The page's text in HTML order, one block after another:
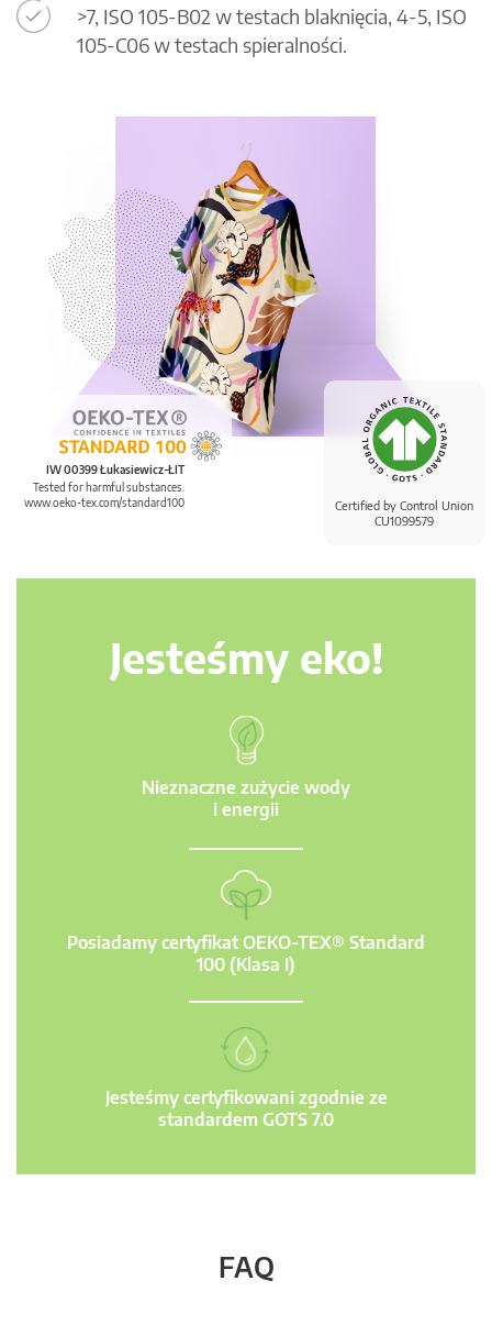
Certified by Control Union
CU1099579
IW 00399 Łukasiewicz-ŁIT
Tested for harmful substances.
www.oeko-tex.com/standard100
>7, ISO 105-B02 w testach blaknięcia, 4-5, ISO
105-C06 w testach spieralności.
Jesteśmy eko!
Nieznaczne zużycie wody
i energii
Posiadamy certyfikat OEKO-TEX® Standard
100 (Klasa I)
Jesteśmy certyfikowani zgodnie ze
standardem GOTS 7.0
FAQ